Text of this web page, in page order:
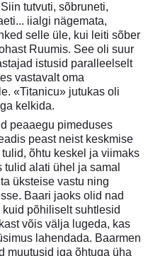
tutvuti, sõbruneti,
iialgi nägemata,
selle üle, kui leiti sõber
Ruumis. See oli suur
istusid paralleelselt
vastavalt oma
«Titanicu» jutukas oli
kelkida.
peaaegu pimeduses
peast neist keskmise
õhtu keskel ja viimaks
alati ühel ja samal
üksteise vastu ning
Baari jaoks olid nad
põhiliselt suhtlesid
võis välja lugeda, kas
lahendada. Baarmen
muutusid iga õhtuga üha